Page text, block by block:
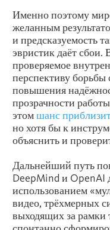
Именно поэтому
желанным
и предсказуемость
эвристик даёт сбои.
проверяемое
перспективу
повышения
прозрачности
этомшанс
но хотя бы к
объяснить и
Дальнейший путь
DeepMind и OpenAI
использованием
видео, трёхмерных
выходящих за рамки